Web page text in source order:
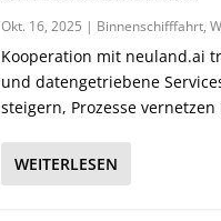
Okt. 16, 2025 | Binnenschifffahrt,
Kooperation mit neuland.ai
und datengetriebene
steigern, Prozesse
WEITERLESEN